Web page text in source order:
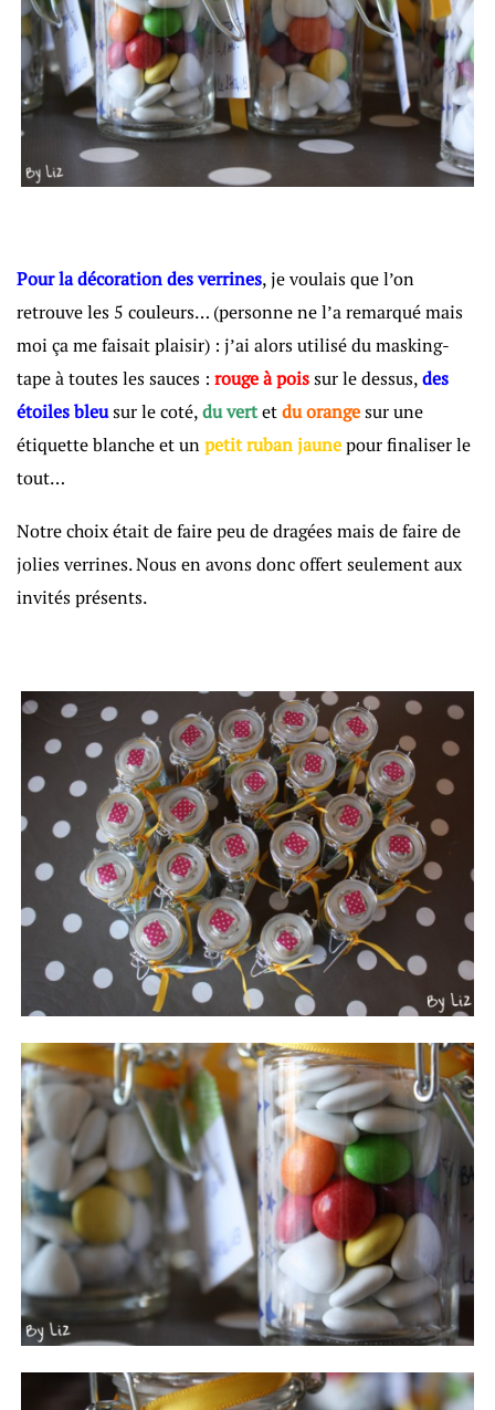
Pour la décoration des verrines, je voulais que l’on
retrouve les 5 couleurs… (personne ne l’a remarqué mais
moi ça me faisait plaisir) : j’ai alors utilisé du masking-
tape à toutes les sauces : rouge à poissur le dessus,des
étoiles bleusur le coté,du vertetdu orangesur une
étiquette blanche et unpetit ruban jaunepour finaliser le
tout…
Notre choix était de faire peu de dragées mais de faire de
jolies verrines. Nous en avons donc offert seulement aux
invités présents.